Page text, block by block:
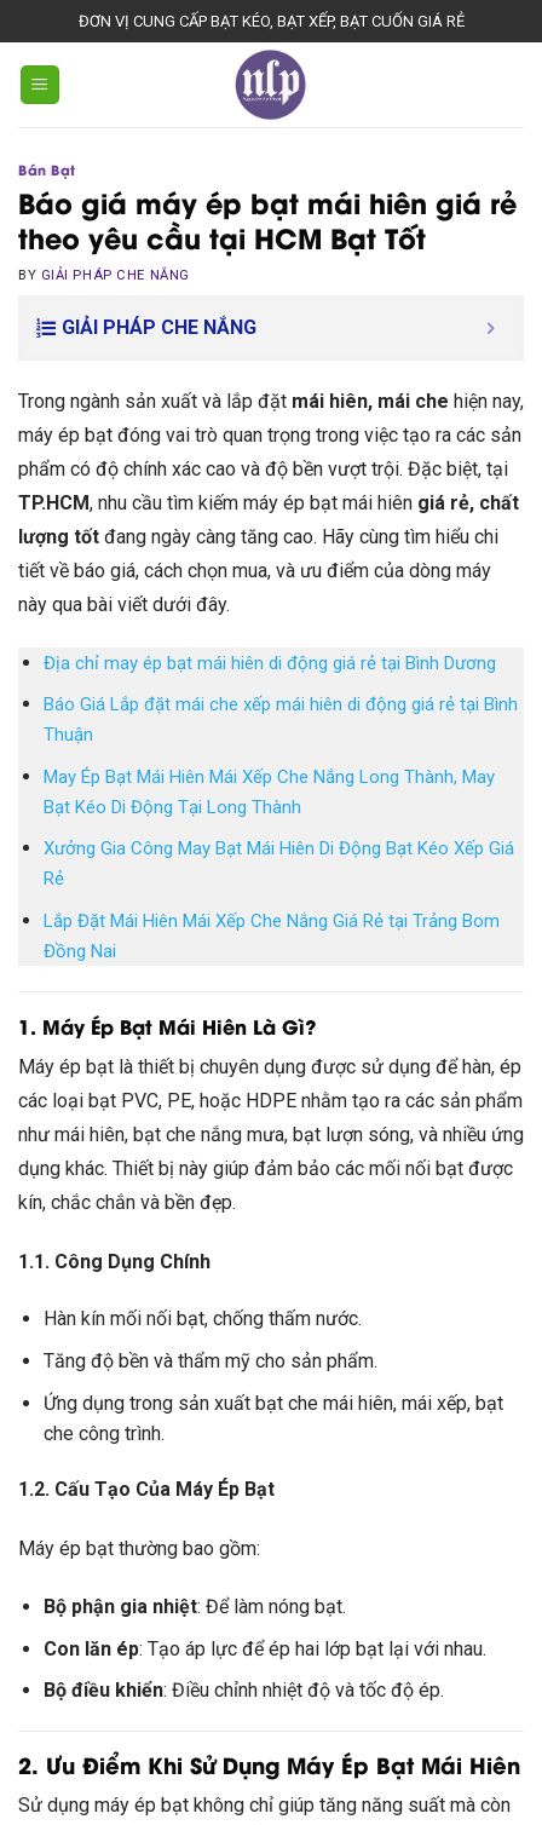
to
content
ĐƠN VỊ CUNG CẤP BẠT KÉO, BẠT XẾP, BẠT CUỐN GIÁ RẺ
Bán Bạt
Báo giá máy ép bạt mái hiên giá rẻ
theo yêu cầu tại HCM Bạt Tốt
BY GIẢI PHÁP CHE NẮNG
GIẢI PHÁP CHE NẮNG
Trong ngành sản xuất và lắp đặt mái hiên, mái che hiện nay,
máy ép bạt đóng vai trò quan trọng trong việc tạo ra các sản
phẩm có độ chính xác cao và độ bền vượt trội. Đặc biệt, tại
TP.HCM, nhu cầu tìm kiếm máy ép bạt mái hiên giá rẻ, chất
lượng tốt đang ngày càng tăng cao. Hãy cùng tìm hiểu chi
tiết về báo giá, cách chọn mua, và ưu điểm của dòng máy
này qua bài viết dưới đây.
Địa chỉ may ép bạt mái hiên di động giá rẻ tại Bình Dương
Báo Giá Lắp đặt mái che xếp mái hiên di động giá rẻ tại Bình
Thuận
May Ép Bạt Mái Hiên Mái Xếp Che Nắng Long Thành, May
Bạt Kéo Di Động Tại Long Thành
Xưởng Gia Công May Bạt Mái Hiên Di Động Bạt Kéo Xếp Giá
Rẻ
Lắp Đặt Mái Hiên Mái Xếp Che Nắng Giá Rẻ tại Trảng Bom
Đồng Nai
1. Máy Ép Bạt Mái Hiên Là Gì?
Máy ép bạt là thiết bị chuyên dụng được sử dụng để hàn, ép
các loại bạt PVC, PE, hoặc HDPE nhằm tạo ra các sản phẩm
như mái hiên, bạt che nắng mưa, bạt lượn sóng, và nhiều ứng
dụng khác. Thiết bị này giúp đảm bảo các mối nối bạt được
kín, chắc chắn và bền đẹp.
1.1. Công Dụng Chính
Hàn kín mối nối bạt, chống thấm nước.
Tăng độ bền và thẩm mỹ cho sản phẩm.
Ứng dụng trong sản xuất bạt che mái hiên, mái xếp, bạt
che công trình.
1.2. Cấu Tạo Của Máy Ép Bạt
Máy ép bạt thường bao gồm:
Bộ phận gia nhiệt: Để làm nóng bạt.
Con lăn ép: Tạo áp lực để ép hai lớp bạt lại với nhau.
Bộ điều khiển: Điều chỉnh nhiệt độ và tốc độ ép.
2. Ưu Điểm Khi Sử Dụng Máy Ép Bạt Mái Hiên
Sử dụng máy ép bạt không chỉ giúp tăng năng suất mà còn